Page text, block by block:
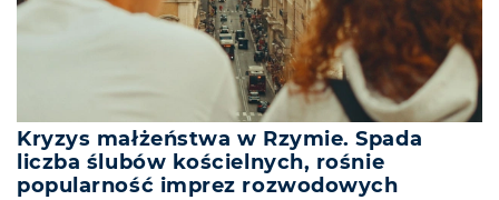
Kryzys małżeństwa w Rzymie. Spada
liczba ślubów kościelnych, rośnie
popularność imprez rozwodowych